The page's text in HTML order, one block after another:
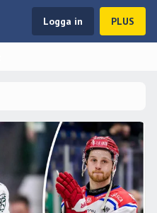
Logga in PLUS